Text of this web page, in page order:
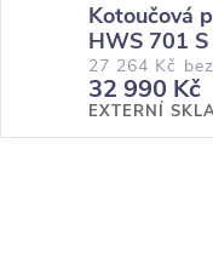
Kotoučová
HWS 701 S
27 264 Kč
32 990 Kč
EXTERNÍ